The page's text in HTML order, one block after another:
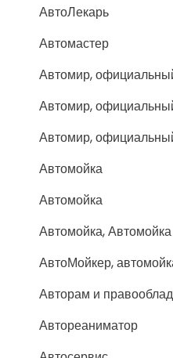
АвтоЛекарь
Автомастер
Автомир,
Автомир,
Автомир,
Автомойка
Автомойка
Автомойка, Автомойка
АвтоМойкер,
Авторам и
Автореаниматор